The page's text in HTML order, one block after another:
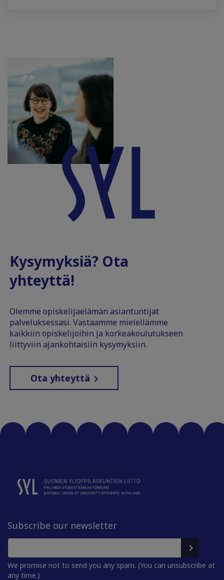
Kysymyksiä? Ota
yhteyttä!
Olemme opiskelijaelämän asiantuntijat
palveluksessasi. Vastaamme mielellämme
kaikkiin opiskelijoihin ja korkeakoulutukseen
liittyviin ajankohtaisiin kysymyksiin.
Ota yhteyttä
Subscribe our newsletter
We promise not to send you any spam. (You can unsubscribe at
any time.)